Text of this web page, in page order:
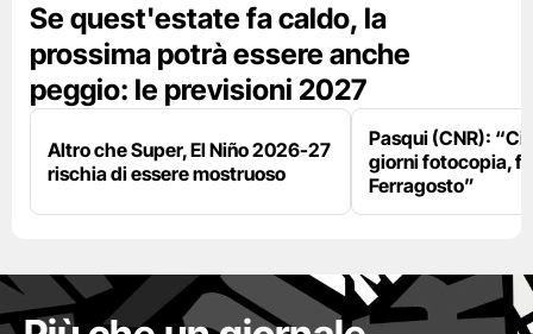
Se quest'estate fa caldo, la
prossima potrà essere anche
peggio: le previsioni 2027
Altro che Super, El Niño 2026-27
rischia di essere mostruoso
Pasqui (CNR):
giorni fotocopia,
Ferragosto”